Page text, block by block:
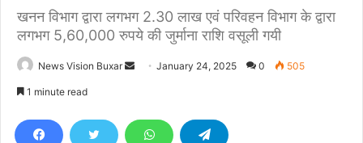
खनन विभाग द्वारा लगभग 2.30 लाख एवं परिवहन विभाग के द्वारा
लगभग 5,60,000 रुपये की जुर्माना राशि वसूली गयी
News Vision Buxar
d
January 24, 2025 0 505
1 minute read